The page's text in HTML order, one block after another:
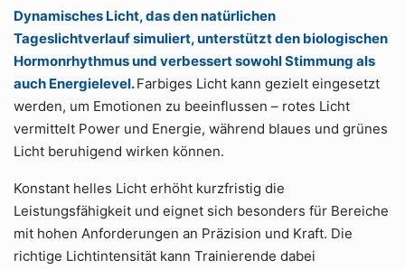
Dynamisches Licht, das den natürlichen
Tageslichtverlauf simuliert, unterstützt den biologischen
Hormonrhythmus und verbessert sowohl Stimmung als
auch Energielevel.Farbiges Licht kann gezielt eingesetzt
werden, um Emotionen zu beeinflussen – rotes Licht
vermittelt Power und Energie, während blaues und grünes
Licht beruhigend wirken können.
Konstant helles Licht erhöht kurzfristig die
Leistungsfähigkeit und eignet sich besonders für Bereiche
mit hohen Anforderungen an Präzision und Kraft. Die
richtige Lichtintensität kann Trainierende dabei